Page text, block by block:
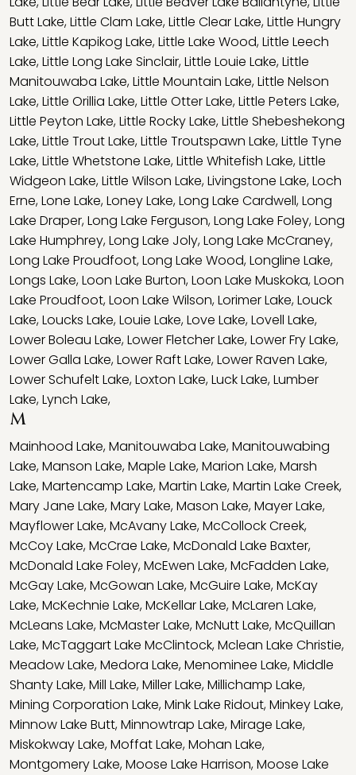
Butt Lake,Little Clam Lake,Little Clear Lake,Little Hungry
Lake,Little Kapikog Lake,Little Lake Wood,Little Leech
Lake,Little Long Lake Sinclair,Little Louie Lake,Little
Manitouwaba Lake,Little Mountain Lake,Little Nelson
Lake,Little Orillia Lake,Little Otter Lake,Little Peters Lake,
Little Peyton Lake,Little Rocky Lake,Little Shebeshekong
Lake,Little Trout Lake,Little Troutspawn Lake,Little Tyne
Lake,Little Whetstone Lake,Little Whitefish Lake,Little
Widgeon Lake,Little Wilson Lake,Livingstone Lake,Loch
Erne,Lone Lake,Loney Lake,Long Lake Cardwell,Long
Lake Draper,Long Lake Ferguson,Long Lake Foley,Long
Lake Humphrey,Long Lake Joly,Long Lake McCraney,
Long Lake Proudfoot,Long Lake Wood,Longline Lake,
Longs Lake,Loon Lake Burton,Loon Lake Muskoka,Loon
Lake Proudfoot,Loon Lake Wilson,Lorimer Lake,Louck
Lake,Loucks Lake,Louie Lake,Love Lake,Lovell Lake,
Lower Boleau Lake,Lower Fletcher Lake,Lower Fry Lake,
Lower Galla Lake,Lower Raft Lake,Lower Raven Lake,
Lower Schufelt Lake,Loxton Lake,Luck Lake,Lumber
Lake,Lynch Lake,
M
Mainhood Lake,Manitouwaba Lake,Manitouwabing
Lake,Manson Lake,Maple Lake,Marion Lake,Marsh
Lake,Martencamp Lake,Martin Lake,Martin Lake Creek,
Mary Jane Lake,Mary Lake,Mason Lake,Mayer Lake,
Mayflower Lake,McAvany Lake,McCollock Creek,
McCoy Lake,McCrae Lake,McDonald Lake Baxter,
McDonald Lake Foley,McEwen Lake,McFadden Lake,
McGay Lake,McGowan Lake,McGuire Lake,McKay
Lake,McKechnie Lake,McKellar Lake,McLaren Lake,
McLeans Lake,McMaster Lake,McNutt Lake,McQuillan
Lake,McTaggart Lake McClintock,Mclean Lake Christie,
Meadow Lake,Medora Lake,Menominee Lake,Middle
Shanty Lake,Mill Lake,Miller Lake,Millichamp Lake,
Mining Corporation Lake,Mink Lake Ridout,Minkey Lake,
Minnow Lake Butt,Minnowtrap Lake,Mirage Lake,
Miskokway Lake,Moffat Lake,Mohan Lake,
Montgomery Lake,Moose Lake Harrison,Moose Lake